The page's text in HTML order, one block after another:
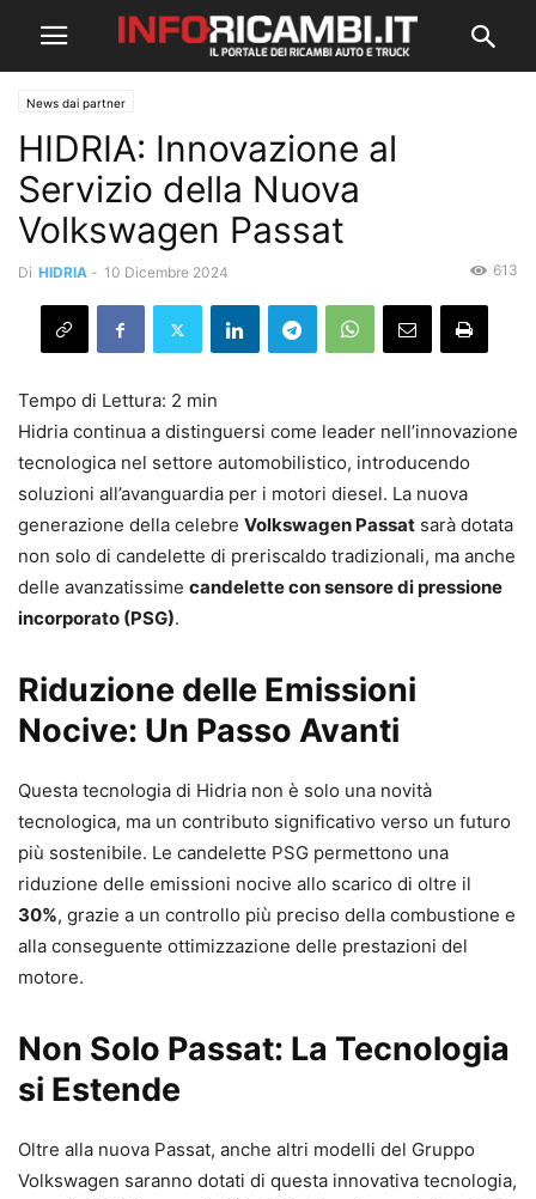
News dai partner
HIDRIA: Innovazione al
Servizio della Nuova
Volkswagen Passat
Di HIDRIA - 10 Dicembre 2024 613
Hidria continua a distinguersi come leader nell’innovazione
tecnologica nel settore automobilistico, introducendo
soluzioni all’avanguardia per i motori diesel. La nuova
generazione della celebre Volkswagen Passat sarà dotata
non solo di candelette di preriscaldo tradizionali, ma anche
delle avanzatissime candelette con sensore di pressione
incorporato (PSG).
Riduzione delle Emissioni
Nocive: Un Passo Avanti
Questa tecnologia di Hidria non è solo una novità
tecnologica, ma un contributo significativo verso un futuro
più sostenibile. Le candelette PSG permettono una
riduzione delle emissioni nocive allo scarico di oltre il
30%, grazie a un controllo più preciso della combustione e
alla conseguente ottimizzazione delle prestazioni del
motore.
Non Solo Passat: La Tecnologia
si Estende
Oltre alla nuova Passat, anche altri modelli del Gruppo
Volkswagen saranno dotati di questa innovativa tecnologia,